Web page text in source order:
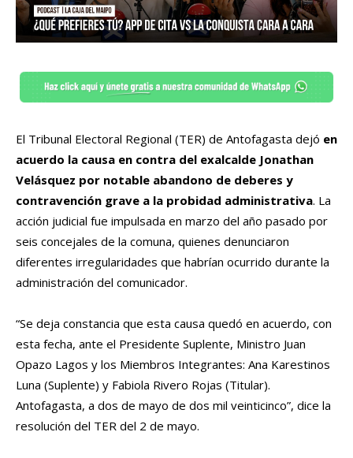
El Tribunal Electoral Regional (TER) de Antofagasta dejó en
acuerdo la causa en contra del exalcalde Jonathan
Velásquez por notable abandono de deberes y
contravención grave a la probidad administrativa. La
acción judicial fue impulsada en marzo del año pasado por
seis concejales de la comuna, quienes denunciaron
diferentes irregularidades que habrían ocurrido durante la
administración del comunicador.
“Se deja constancia que esta causa quedó en acuerdo, con
esta fecha, ante el Presidente Suplente, Ministro Juan
Opazo Lagos y los Miembros Integrantes: Ana Karestinos
Luna (Suplente) y Fabiola Rivero Rojas (Titular).
Antofagasta, a dos de mayo de dos mil veinticinco”, dice la
resolución del TER del 2 de mayo.